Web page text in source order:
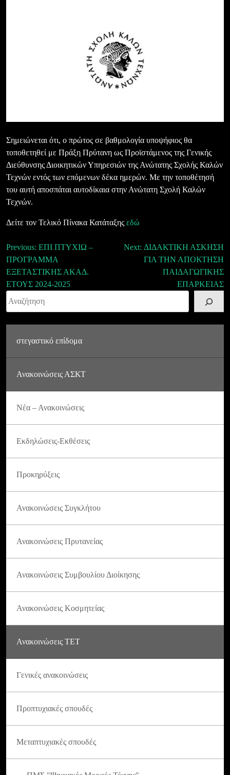
Σημειώνεται ότι, ο πρώτος σε βαθμολογία υποψήφιος θα
τοποθετηθεί με Πράξη Πρύτανη ως Προϊστάμενος της Γενικής
Διεύθυνσης Διοικητικών Υπηρεσιών της Ανώτατης Σχολής Καλών
Τεχνών εντός των επόμενων δέκα ημερών. Με την τοποθέτησή
του αυτή αποσπάται αυτοδίκαια στην Ανώτατη Σχολή Καλών
Τεχνών.
Δείτε τον Τελικό Πίνακα Κατάταξης εδώ
Πλοήγηση
άρθρων
Previous: ΕΠΙ ΠΤΥΧΙΩ –
ΠΡΟΓΡΑΜΜΑ
ΕΞΕΤΑΣΤΙΚΗΣ ΑΚΑΔ.
ΕΤΟΥΣ 2024-2025
Next: ΔΙΔΑΚΤΙΚΗ ΑΣΚΗΣΗ
ΓΙΑ ΤΗΝ ΑΠΟΚΤΗΣΗ
ΠΑΙΔΑΓΩΓΙΚΗΣ
ΕΠΑΡΚΕΙΑΣ
Αναζήτηση
στεγαστικό επίδομα
Ανακοινώσεις ΑΣΚΤ
Νέα – Ανακοινώσεις
Εκδηλώσεις-Εκθέσεις
Προκηρύξεις
Ανακοινώσεις Συγκλήτου
Ανακοινώσεις Πρυτανείας
Ανακοινώσεις Συμβουλίου Διοίκησης
Ανακοινώσεις Κοσμητείας
Ανακοινώσεις ΤΕΤ
Γενικές ανακοινώσεις
Προπτυχιακές σπουδές
Μεταπτυχιακές σπουδές